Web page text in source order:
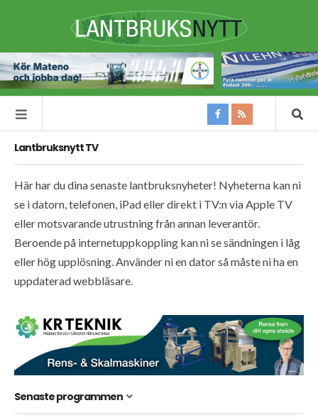
Lantbruksnytt TV
Här har du dina senaste lantbruksnyheter! Nyheterna kan ni
se i datorn, telefonen, iPad eller direkt i TV:n via Apple TV
eller motsvarande utrustning från annan leverantör.
Beroende på internetuppkoppling kan ni se sändningen i låg
eller hög upplösning. Använder ni en dator så måste ni ha en
uppdaterad webbläsare.
Senaste programmen